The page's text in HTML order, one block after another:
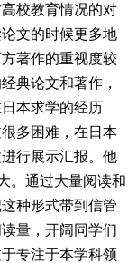
校教育情况的对
文的时候更多地
著作的重视度较
典论文和著作，
本求学的经历
多困难，在日本
行展示汇报。他
。通过大量阅读和
种形式带到信管
量，开阔同学们
专注于本学科领